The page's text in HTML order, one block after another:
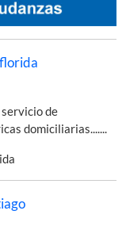
de
domiciliarias.......